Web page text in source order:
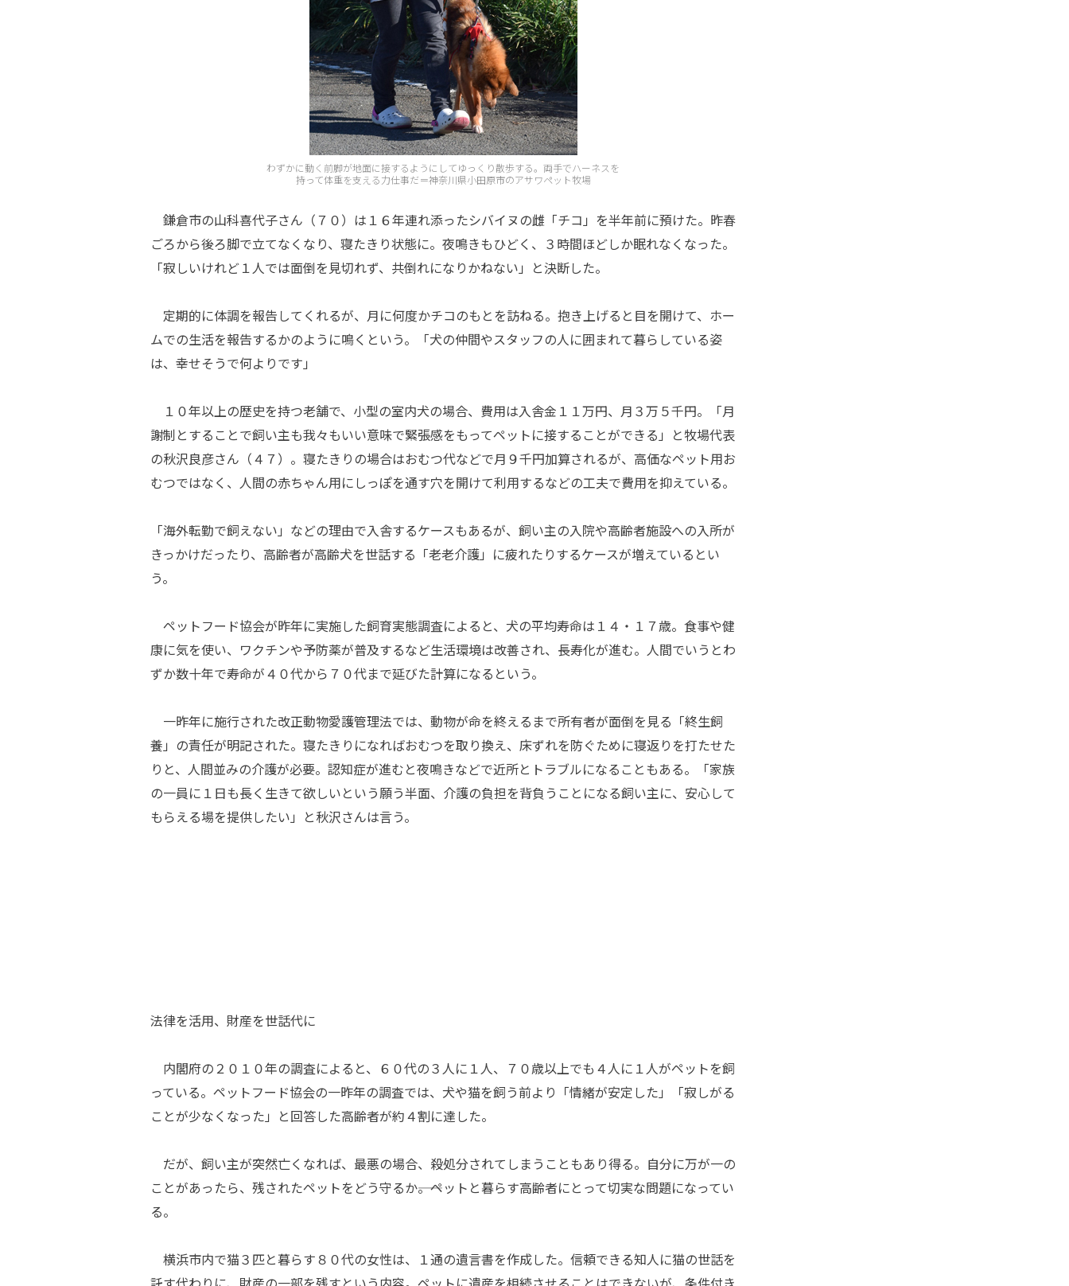
わずかに動く前脚が地面に接するようにしてゆっくり散歩する。両手でハーネスを
持って体重を支える力仕事だ＝神奈川県小田原市のアサワペット牧場
鎌倉市の山科喜代子さん（７０）は１６年連れ添ったシバイヌの雌「チコ」を半年前に預けた。昨春
ごろから後ろ脚で立てなくなり、寝たきり状態に。夜鳴きもひどく、３時間ほどしか眠れなくなった。
「寂しいけれど１人では面倒を見切れず、共倒れになりかねない」と決断した。
定期的に体調を報告してくれるが、月に何度かチコのもとを訪ねる。抱き上げると目を開けて、ホー
ムでの生活を報告するかのように鳴くという。「犬の仲間やスタッフの人に囲まれて暮らしている姿
は、幸せそうで何よりです」
１０年以上の歴史を持つ老舗で、小型の室内犬の場合、費用は入舎金１１万円、月３万５千円。「月
謝制とすることで飼い主も我々もいい意味で緊張感をもってペットに接することができる」と牧場代表
の秋沢良彦さん（４７）。寝たきりの場合はおむつ代などで月９千円加算されるが、高価なペット用お
むつではなく、人間の赤ちゃん用にしっぽを通す穴を開けて利用するなどの工夫で費用を抑えている。
「海外転勤で飼えない」などの理由で入舎するケースもあるが、飼い主の入院や高齢者施設への入所が
きっかけだったり、高齢者が高齢犬を世話する「老老介護」に疲れたりするケースが増えているとい
う。
ペットフード協会が昨年に実施した飼育実態調査によると、犬の平均寿命は１４・１７歳。食事や健
康に気を使い、ワクチンや予防薬が普及するなど生活環境は改善され、長寿化が進む。人間でいうとわ
ずか数十年で寿命が４０代から７０代まで延びた計算になるという。
一昨年に施行された改正動物愛護管理法では、動物が命を終えるまで所有者が面倒を見る「終生飼
養」の責任が明記された。寝たきりになればおむつを取り換え、床ずれを防ぐために寝返りを打たせた
りと、人間並みの介護が必要。認知症が進むと夜鳴きなどで近所とトラブルになることもある。「家族
の一員に１日も長く生きて欲しいという願う半面、介護の負担を背負うことになる飼い主に、安心して
もらえる場を提供したい」と秋沢さんは言う。
法律を活用、財産を世話代に
内閣府の２０１０年の調査によると、６０代の３人に１人、７０歳以上でも４人に１人がペットを飼
っている。ペットフード協会の一昨年の調査では、犬や猫を飼う前より「情緒が安定した」「寂しがる
ことが少なくなった」と回答した高齢者が約４割に達した。
だが、飼い主が突然亡くなれば、最悪の場合、殺処分されてしまうこともあり得る。自分に万が一の
ことがあったら、残されたペットをどう守るか――。ペットと暮らす高齢者にとって切実な問題になってい
る。
横浜市内で猫３匹と暮らす８０代の女性は、１通の遺言書を作成した。信頼できる知人に猫の世話を